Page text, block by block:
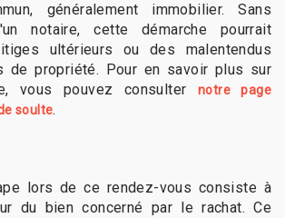
généralement immobilier. Sans
notaire, cette démarche pourrait
ultérieurs ou des malentendus
de propriété. Pour en savoir plus sur
vous pouvez consulter notre page
soulte.
lors de ce rendez-vous consiste à
du bien concerné par le rachat. Ce